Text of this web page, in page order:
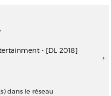
- [DL 2018]
dans le réseau